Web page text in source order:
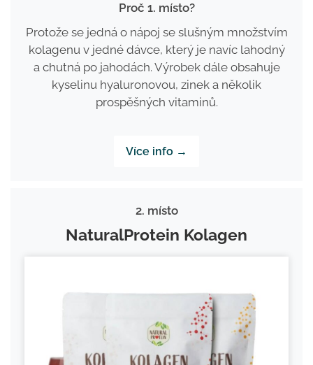
Proč 1. místo?
Protože se jedná o nápoj se slušným množstvím
kolagenu v jedné dávce, který je navíc lahodný
a chutná po jahodách. Výrobek dále obsahuje
kyselinu hyaluronovou, zinek a několik
prospěšných vitaminů.
Více info →
2. místo
NaturalProtein Kolagen